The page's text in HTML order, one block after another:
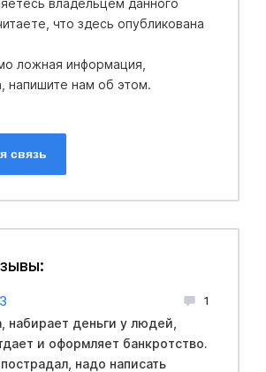
что здесь опубликована
ложная информация,
напишите нам об этом.
связь
1
набирает деньги у людей,
и оформляет банкротство.
надо написать